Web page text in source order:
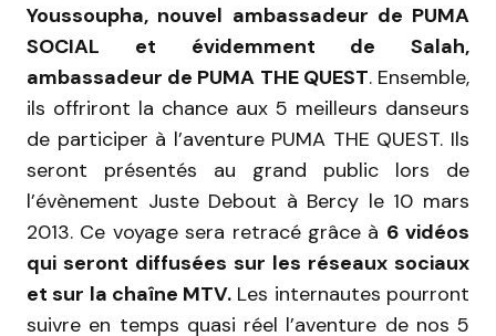
Youssoupha, nouvel ambassadeur de PUMA
SOCIAL et évidemment de Salah,
ambassadeur de PUMA THE QUEST. Ensemble,
ils offriront la chance aux 5 meilleurs danseurs
de participer à l’aventure PUMA THE QUEST. Ils
seront présentés au grand public lors de
l’évènement Juste Debout à Bercy le 10 mars
2013. Ce voyage sera retracé grâce à 6 vidéos
qui seront diffusées sur les réseaux sociaux
et sur la chaîne MTV. Les internautes pourront
suivre en temps quasi réel l’aventure de nos 5